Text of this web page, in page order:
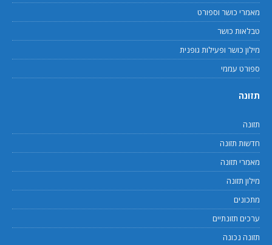
מאמרי כושר וספורט
טבלאות כושר
מילון כושר ופעילות גופנית
ספורט עממי
תזונה
תזונה
חדשות תזונה
מאמרי תזונה
מילון תזונה
מתכונים
ערכים תזונתיים
תזונה נכונה